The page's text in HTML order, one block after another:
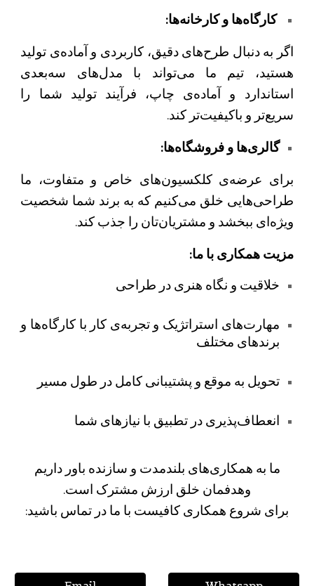
کارگاه‌ها و کارخانه‌ها:
اگر به دنبال طرح‌های دقیق، کاربردی و آماده‌ی تولید
هستید، تیم ما می‌تواند با مدل‌های سه‌بعدی
استاندارد و آماده‌ی چاپ، فرآیند تولید شما را
سریع‌تر و باکیفیت‌تر کند.
گالری‌ها و فروشگاه‌ها:
برای عرضه‌ی کلکسیون‌های خاص و متفاوت، ما
طراحی‌هایی خلق می‌کنیم که به برند شما شخصیت
ویژه‌ای ببخشد و مشتریان‌تان را جذب کند.
مزیت همکاری با ما:
خلاقیت و نگاه هنری در طراحی
مهارت‌های استراتژیک و تجربه‌ی کار با کارگاه‌ها و
برندهای مختلف
تحویل به‌ موقع و پشتیبانی کامل در طول مسیر
انعطاف‌پذیری در تطبیق با نیازهای شما
ما به همکاری‌های بلندمدت و سازنده باور داریم
وهدفمان خلق ارزش مشترک است.
برای شروع همکاری کافیست با ما در تماس باشید: